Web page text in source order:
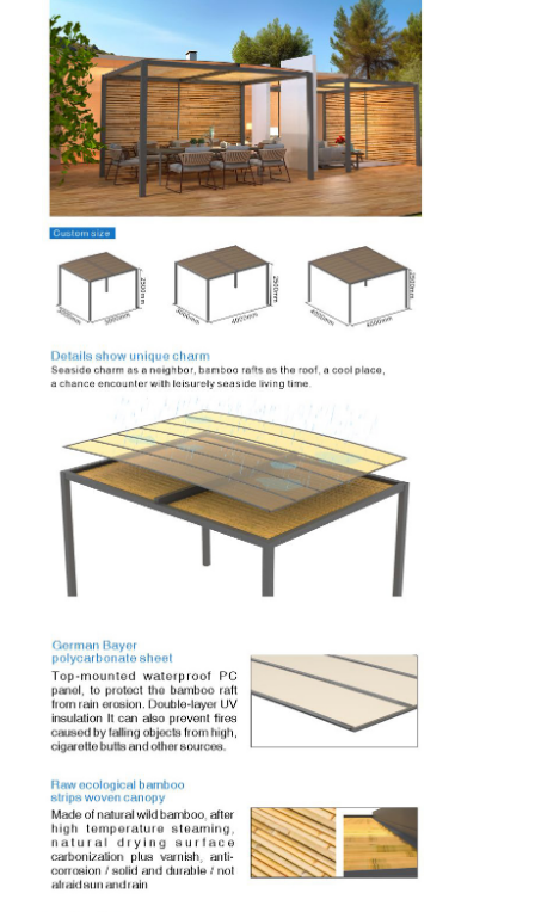
製品
ビデオ
わたしたち に つい て
品質管理
ニュース
アルミニウム ルーバー付きのパーゴラ